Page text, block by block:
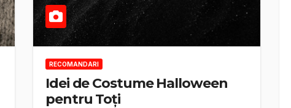
RECOMANDARI
Idei de Costume Halloween
pentru Toți